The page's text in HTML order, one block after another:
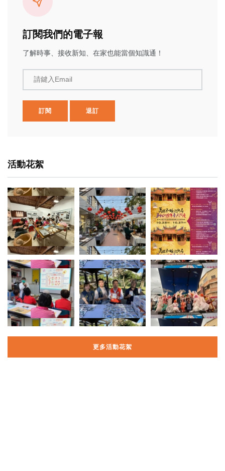
訂閱我們的電子報
了解時事、接收新知、在家也能當個知識通！
請鍵入Email
訂閱 退訂
活動花絮
更多活動花絮